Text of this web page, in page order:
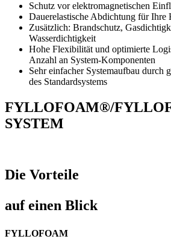
Schutz vor elektromagnetischen
Dauerelastische Abdichtung für Ihre
Zusätzlich: Brandschutz,
Wasserdichtigkeit
Hohe Flexibilität und optimierte
Anzahl an System-Komponenten
Sehr einfacher Systemaufbau durch
des Standardsystems
FYLLOFOAM®/
SYSTEM
Die Vorteile
auf einen Blick
FYLLOFOAM